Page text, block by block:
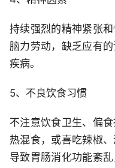
持续强烈的精神紧张
脑力劳动，缺乏应有
疾病。
5、不良饮食习惯
不注意饮食卫生、偏
热混食，或喜吃辣椒
导致胃肠消化功能紊